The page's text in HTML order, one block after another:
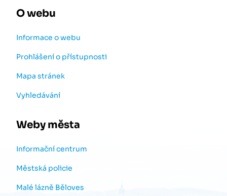
O webu
Informace o webu
Prohlášení o přístupnosti
Mapa stránek
Vyhledávání
Weby města
Informační centrum
Městská policie
Malé lázně Běloves